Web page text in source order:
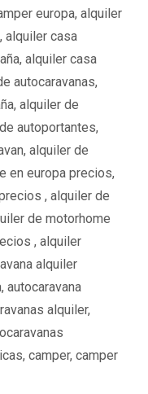
europa, alquiler
, alquiler casa
, alquiler casa
autocaravanas,
, alquiler de
autoportantes,
, alquiler de
en europa precios,
, alquiler de
de motorhome
, alquiler
alquiler
, autocaravana
alquiler,
, camper, camper